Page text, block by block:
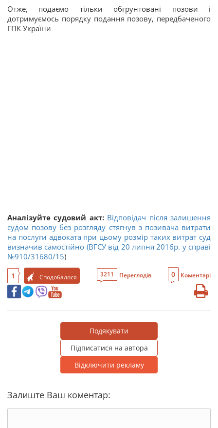
Отже, подаємо тільки обгрунтовані позови і
дотримуємось порядку подання позову, передбаченого
ГПК України
Аналізуйте судовий акт: Відповідач після залишення
судом позову без розгляду стягнув з позивача витрати
на послуги адвоката при цьому розмір таких витрат суд
визначив самостійно (ВГСУ від 20 липня 2016р. у справі
№910/31680/15)
1 Сподобалося 3211 Переглядів 0 Коментарі
Подякувати
Підписатися на автора
Відключити рекламу
Залиште Ваш коментар: